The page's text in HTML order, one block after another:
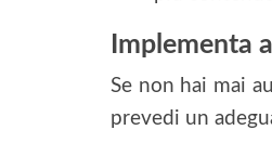
Implementa
Se non hai mai
prevedi un